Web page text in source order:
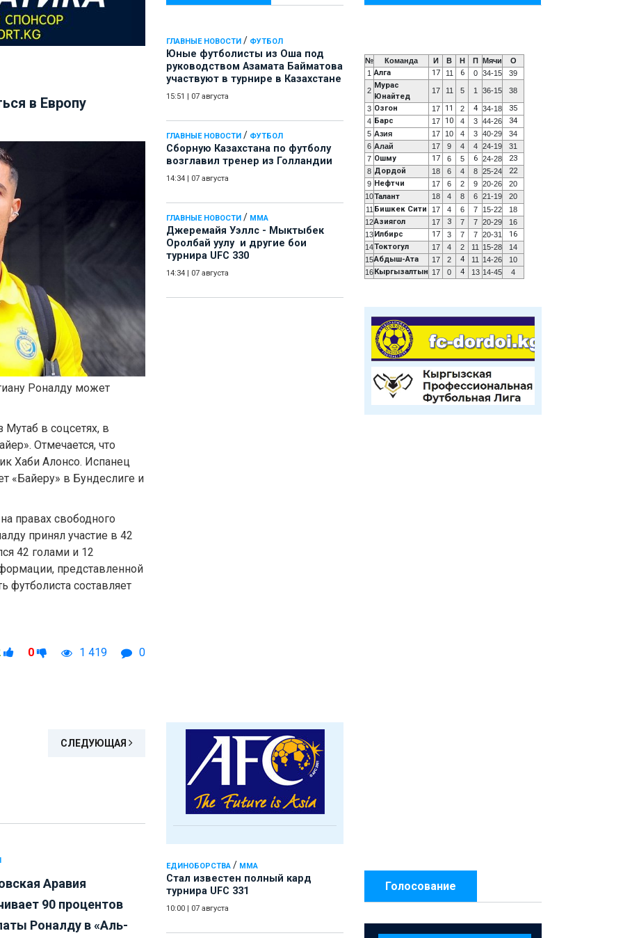
ГЛАВНЫЕ НОВОСТИ / ФУТБОЛ
Юные футболисты из Оша под
руководством Азамата Байматова
участвуют в турнире в Казахстане
15:51 07 августа
ГЛАВНЫЕ НОВОСТИ / ФУТБОЛ
Сборную Казахстана по футболу
возглавил тренер из Голландии
14:34 07 августа
ГЛАВНЫЕ НОВОСТИ / ММА
Джеремайя Уэллс - Мыктыбек
Оролбай уулу и другие бои
турнира UFC 330
14:34 07 августа
ЕДИНОБОРСТВА / ММА
Стал известен полный кард
турнира UFC 331
10:00 07 августа
в Европу
Роналду может
Мутаб в соцсетях, в
Отмечается, что
Хаби Алонсо. Испанец
«Байеру» в Бундеслиге и
правах свободного
принял участие в 42
42 голами и 12
представленной
футболиста составляет
0 1 419 0
СЛЕДУЮЩАЯ
Аравия
90 процентов
Роналду в «Аль-
№ Команда И В Н П Мячи
О
1 Алга 17 11 6 0 34-15 39
2
Мурас
Юнайтед
17 11 5 1 36-15 38
3 Озгон 17 11 2 4 34-18 35
4 Барс 17 10 4 3 44-26 34
5 Азия 17 10 4 3 40-29
34
6 Алай 17 9 4 4 24-19
31
7 Ошму 17 6 5 6 24-28 23
8 Дордой 18 6 4 8 25-24 22
9 Нефтчи 17 6 2 9 20-26
20
10Талант 18 4 8 6 21-19
20
11 Бишкек Сити 17 4 6 7 15-22
18
12Азиягол 17 3 7 7 20-29
16
13 Илбирс 17 3 7 7 20-31 16
14Токтогул 17 4 2 11 15-28
14
15Абдыш-Ата 17 2 4 11 14-26
10
16 Кыргызалтын 17 0 4 13 14-45 4
Голосование